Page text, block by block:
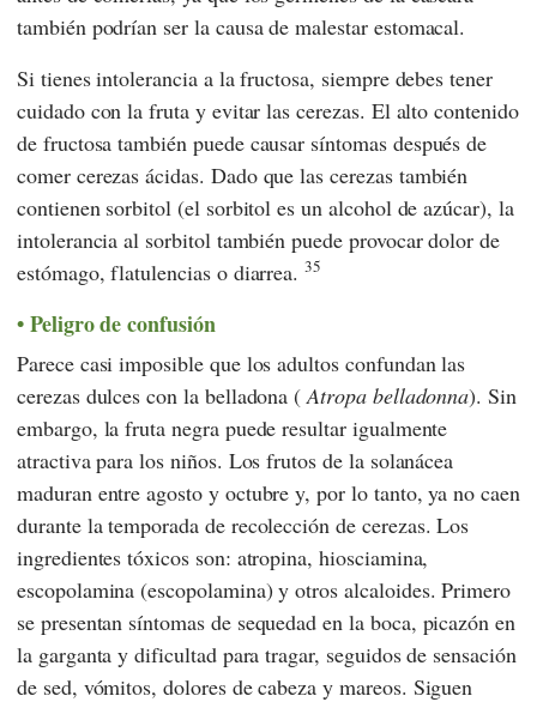
también podrían ser la causa de malestar estomacal.
Si tienes intolerancia a la fructosa, siempre debes tener
cuidado con la fruta y evitar las cerezas. El alto contenido
de fructosa también puede causar síntomas después de
comer cerezas ácidas. Dado que las cerezas también
contienen sorbitol (el sorbitol es un alcohol de azúcar), la
intolerancia al sorbitol también puede provocar dolor de
estómago, flatulencias o diarrea.35
Peligro de confusión
Parece casi imposible que los adultos confundan las
cerezas dulces con la belladona (Atropa belladonna). Sin
embargo, la fruta negra puede resultar igualmente
atractiva para los niños. Los frutos de la solanácea
maduran entre agosto y octubre y, por lo tanto, ya no caen
durante la temporada de recolección de cerezas. Los
ingredientes tóxicos son: atropina, hiosciamina,
escopolamina (escopolamina) y otros alcaloides. Primero
se presentan síntomas de sequedad en la boca, picazón en
la garganta y dificultad para tragar, seguidos de sensación
de sed, vómitos, dolores de cabeza y mareos. Siguen